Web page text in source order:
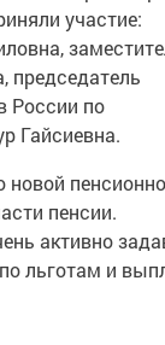
участие:
председатель
России по
Гайсиевна.
новой
пенсии.
активно
льготам и